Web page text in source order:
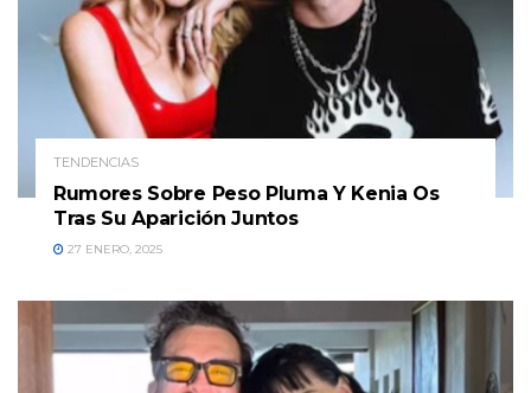
TENDENCIAS
Rumores Sobre Peso Pluma Y Kenia Os
Tras Su Aparición Juntos
27 ENERO, 2025